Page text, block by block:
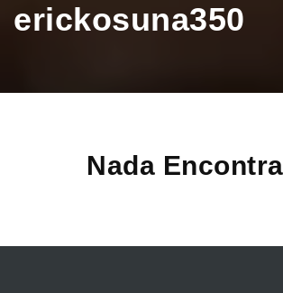
erickosuna350
Nada